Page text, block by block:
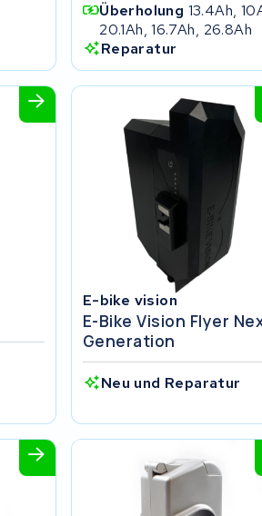
Überholung 13.4Ah,
20.1Ah, 16.7Ah, 26.8Ah
Reparatur
E-bike vision
E-Bike Vision Flyer
Generation
Neu und Reparatur